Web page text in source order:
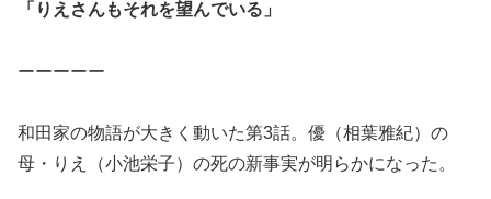
「りえさんもそれを望んでいる」
ーーーーー
和田家の物語が大きく動いた第3話。優（相葉雅紀）の
母・りえ（小池栄子）の死の新事実が明らかになった。